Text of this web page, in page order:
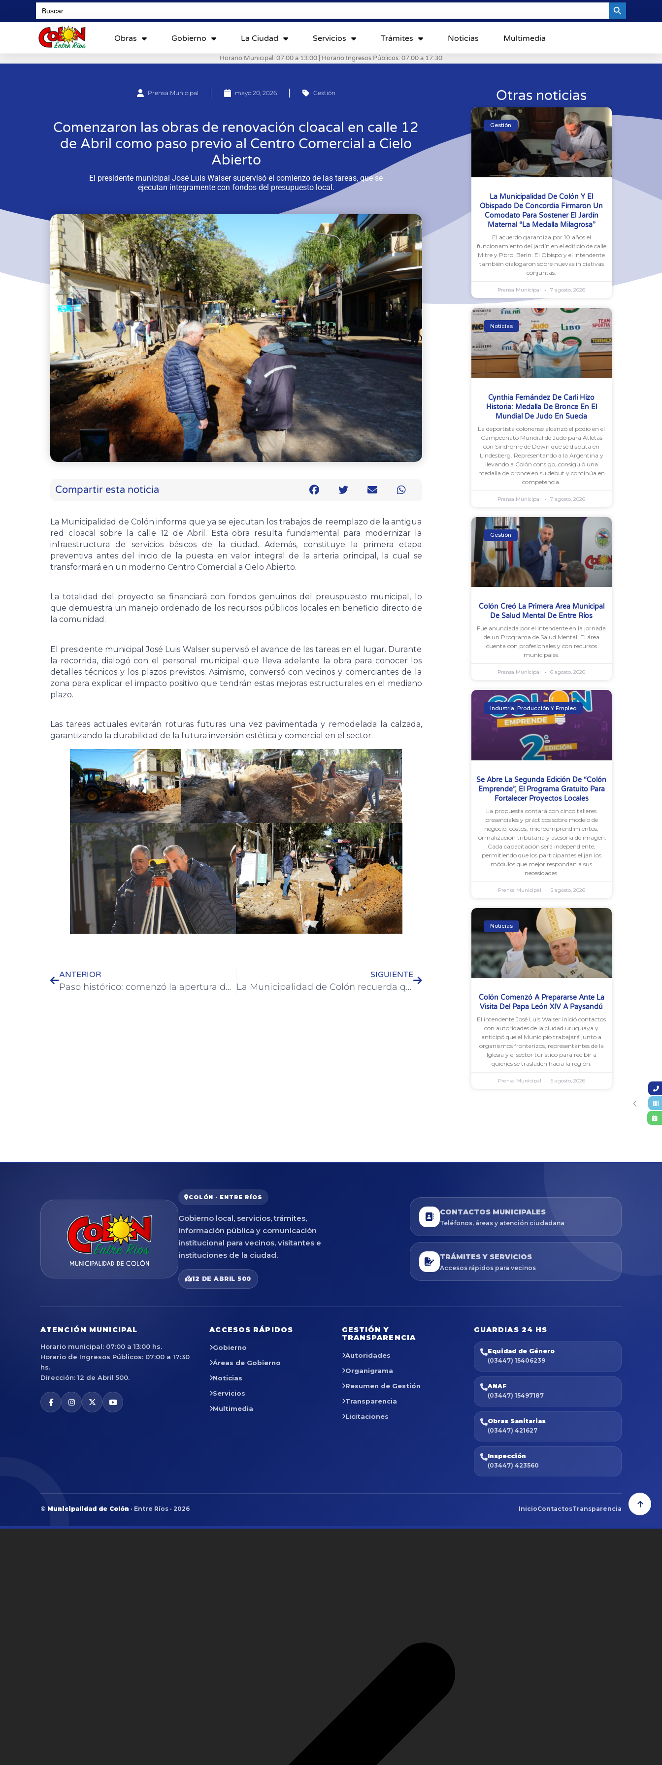
Search
for:
Obras Gobierno La Ciudad Servicios Trámites Noticias Multimedia
Horario Municipal: 07:00 a 13:00 | Horario Ingresos Públicos: 07:00 a 17:30
Prensa Municipal mayo 20, 2026 Gestión
Comenzaron las obras de renovación cloacal en calle 12
de Abril como paso previo al Centro Comercial a Cielo
Abierto
El presidente municipal José Luis Walser supervisó el comienzo de las tareas, que se
ejecutan íntegramente con fondos del presupuesto local.
Compartir esta noticia
La Municipalidad de Colón informa que ya se ejecutan los trabajos de reemplazo de la antigua
red cloacal sobre la calle 12 de Abril. Esta obra resulta fundamental para modernizar la
infraestructura de servicios básicos de la ciudad. Además, constituye la primera etapa
preventiva antes del inicio de la puesta en valor integral de la arteria principal, la cual se
transformará en un moderno Centro Comercial a Cielo Abierto.
La totalidad del proyecto se financiará con fondos genuinos del preuspuesto municipal, lo
que demuestra un manejo ordenado de los recursos públicos locales en beneficio directo de
la comunidad.
El presidente municipal José Luis Walser supervisó el avance de las tareas en el lugar. Durante
la recorrida, dialogó con el personal municipal que lleva adelante la obra para conocer los
detalles técnicos y los plazos previstos. Asimismo, conversó con vecinos y comerciantes de la
zona para explicar el impacto positivo que tendrán estas mejoras estructurales en el mediano
plazo.
Las tareas actuales evitarán roturas futuras una vez pavimentada y remodelada la calzada,
garantizando la durabilidad de la futura inversión estética y comercial en el sector.
ANTERIOR
Paso histórico: comenzó la apertura de calles en el predio del futuro Parque Industrial Mixto de Colón
SIGUIENTE
La Municipalidad de Colón recuerda que las tasas municipales pueden abonarse escaneando el código QR de la boleta
Otras noticias
Gestión
La Municipalidad De Colón Y El
Obispado De Concordia Firmaron Un
Comodato Para Sostener El Jardín
Maternal “La Medalla Milagrosa”
El acuerdo garantiza por 10 años el
funcionamiento del jardín en el edificio de calle
Mitre y Pbro. Berin. El Obispo y el Intendente
también dialogaron sobre nuevas iniciativas
conjuntas.
Prensa Municipal 7 agosto, 2026
Noticias
Cynthia Fernández De Carli Hizo
Historia: Medalla De Bronce En El
Mundial De Judo En Suecia
La deportista colonense alcanzó el podio en el
Campeonato Mundial de Judo para Atletas
con Síndrome de Down que se disputa en
Lindesberg. Representando a la Argentina y
llevando a Colón consigo, consiguió una
medalla de bronce en su debut y continúa en
competencia.
Prensa Municipal 7 agosto, 2026
Gestión
Colón Creó La Primera Área Municipal
De Salud Mental De Entre Ríos
Fue anunciada por el intendente en la jornada
de un Programa de Salud Mental. El área
cuenta con profesionales y con recursos
municipales.
Prensa Municipal 6 agosto, 2026
Industria, Producción Y Empleo
Se Abre La Segunda Edición De “Colón
Emprende”, El Programa Gratuito Para
Fortalecer Proyectos Locales
La propuesta contará con cinco talleres
presenciales y prácticos sobre modelo de
negocio, costos, microemprendimientos,
formalización tributaria y asesoría de imagen.
Cada capacitación será independiente,
permitiendo que los participantes elijan los
módulos que mejor respondan a sus
necesidades.
Prensa Municipal 5 agosto, 2026
Noticias
Colón Comenzó A Prepararse Ante La
Visita Del Papa León XIV A Paysandú
El intendente José Luis Walser inició contactos
con autoridades de la ciudad uruguaya y
anticipó que el Municipio trabajará junto a
organismos fronterizos, representantes de la
Iglesia y el sector turístico para recibir a
quienes se trasladen hacia la región.
Prensa Municipal 5 agosto, 2026
COLÓN · ENTRE RÍOS
Gobierno local, servicios, trámites,
información pública y comunicación
institucional para vecinos, visitantes e
instituciones de la ciudad.
12 DE ABRIL 500
CONTACTOS MUNICIPALES
Teléfonos, áreas y atención ciudadana
TRÁMITES Y SERVICIOS
Accesos rápidos para vecinos
ATENCIÓN MUNICIPAL
Horario municipal: 07:00 a 13:00 hs.
Horario de Ingresos Públicos: 07:00 a 17:30
hs.
Dirección: 12 de Abril 500.
ACCESOS RÁPIDOS
Gobierno
Áreas de Gobierno
Noticias
Servicios
Multimedia
GESTIÓN Y
TRANSPARENCIA
Autoridades
Organigrama
Resumen de Gestión
Transparencia
Licitaciones
GUARDIAS 24 HS
Equidad de Género
(03447) 15406239
ANAF
(03447) 15497187
Obras Sanitarias
(03447) 421627
Inspección
(03447) 423560
© Municipalidad de Colón · Entre Ríos · 2026 InicioContactosTransparencia